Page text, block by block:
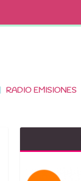
RADIO EMISIONES